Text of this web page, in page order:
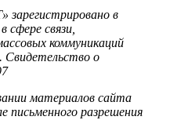
зарегистрировано в
сфере связи,
коммуникаций
Свидетельство о
материалов сайта
письменного разрешения